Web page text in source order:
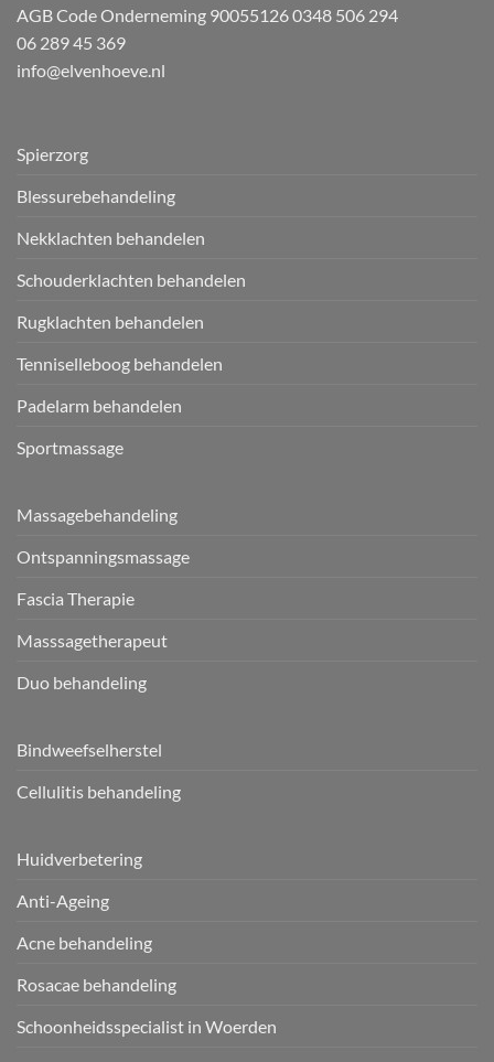
AGB Code Onderneming 900551260348 506 294
06 289 45 369
info@elvenhoeve.nl
Spierzorg
Blessurebehandeling
Nekklachten behandelen
Schouderklachten behandelen
Rugklachten behandelen
Tenniselleboog behandelen
Padelarm behandelen
Sportmassage
Massagebehandeling
Ontspanningsmassage
Fascia Therapie
Masssagetherapeut
Duo behandeling
Bindweefselherstel
Cellulitis behandeling
Huidverbetering
Anti-Ageing
Acne behandeling
Rosacae behandeling
Schoonheidsspecialist in Woerden